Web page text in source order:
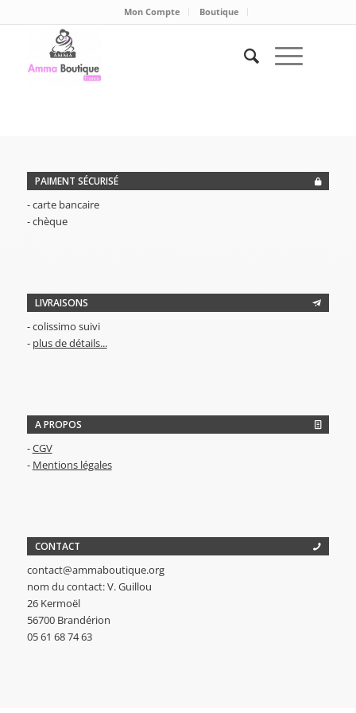
Mon Compte Boutique
PAIMENT SÉCURISÉ
- carte bancaire
- chèque
LIVRAISONS
- colissimo suivi
- plus de détails...
A PROPOS
-CGV
- Mentions légales
CONTACT
contact@ammaboutique.org
nom du contact: V. Guillou
26 Kermoël
56700 Brandérion
05 61 68 74 63